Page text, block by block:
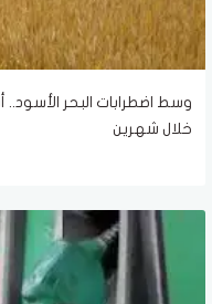
وسط اضطرابات البحر
خلال شهرين